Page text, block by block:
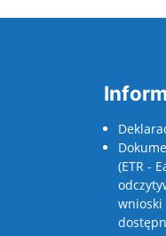
(ETR -
wnioski